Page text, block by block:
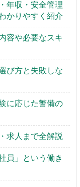
年収・安全管理
かりやすく紹介
容や必要なスキ
び方と失敗しな
に応じた警備の
求人まで全解説
員」という働き